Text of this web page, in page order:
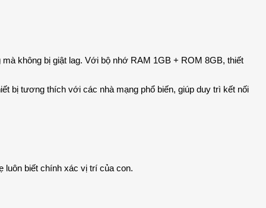
không bị giật lag. Với bộ nhớ RAM 1GB + ROM 8GB, thiết
bị tương thích với các nhà mạng phổ biến, giúp duy trì kết nối
luôn biết chính xác vị trí của con.